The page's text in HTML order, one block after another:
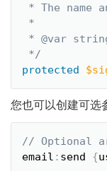
* The name
*
* @var
*/
protected
您也可以创建可选
email : send {